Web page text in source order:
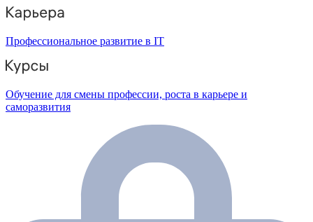
Профессиональное развитие в IT
Обучение для смены профессии, роста в карьере и
саморазвития